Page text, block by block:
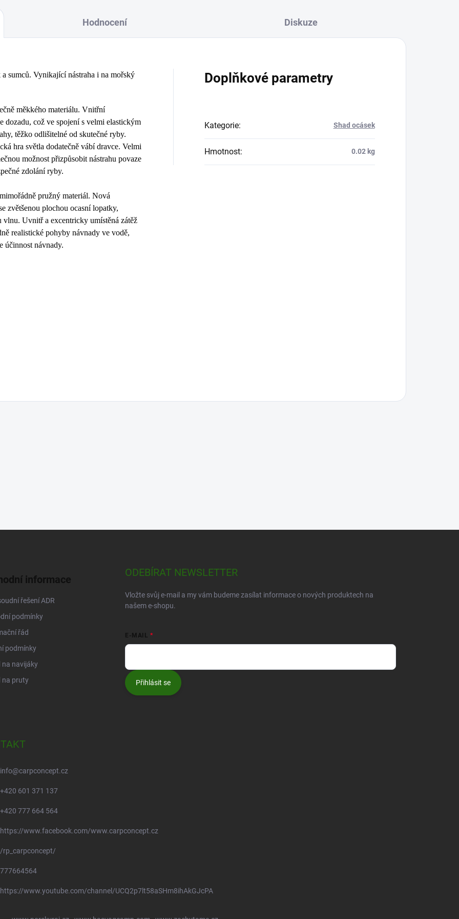
Hodnocení Diskuze
sumců. Vynikající nástraha i na mořský
měkkého materiálu. Vnitřní
dozadu, což ve spojení s velmi elastickým
těžko odlišitelné od skutečné ryby.
hra světla dodatečně vábí dravce. Velmi
možnost přizpůsobit nástrahu povaze
zdolání ryby.
pružný materiál. Nová
zvětšenou plochou ocasní lopatky,
Uvnitř a excentricky umístěná zátěž
realistické pohyby návnady ve vodě,
účinnost návnady.
Doplňkové parametry
Kategorie: Shad ocásek
Hmotnost: 0.02 kg
informace
řešení ADR
podmínky
řád
podmínky
na navijáky
na pruty
ODEBÍRAT NEWSLETTER
Vložte svůj e-mail a my vám budeme zasílat informace o nových produktech na
našem e-shopu.
E-MAIL
Přihlásit se
info@carpconcept.cz
+420 601 371 137
+420 777 664 564
https://www.facebook.com/www.carpconcept.cz
/rp_carpconcept/
777664564
https://www.youtube.com/channel/UCQ2p7lt58aSHm8ihAkGJcPA